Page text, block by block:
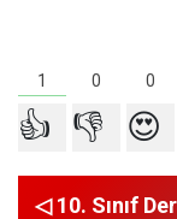
1 0 0
👍 👎 😍
◁ 10. Sınıf